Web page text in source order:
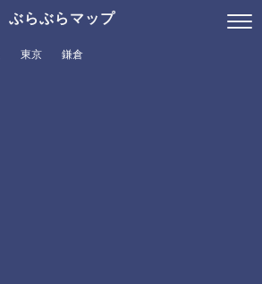
ぶらぶらマップ
東京 鎌倉